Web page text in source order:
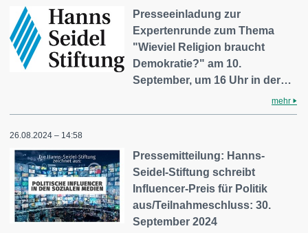
Presseeinladung zur
Expertenrunde zum Thema
"Wieviel Religion braucht
Demokratie?" am 10.
September, um 16 Uhr in der…
mehr
26.08.2024 – 14:58
Pressemitteilung: Hanns-
Seidel-Stiftung schreibt
Influencer-Preis für Politik
aus/Teilnahmeschluss: 30.
September 2024